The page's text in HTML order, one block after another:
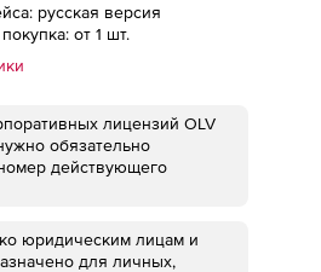
русская версия
от 1 шт.
лицензий OLV
обязательно
действующего
юридическим лицам и
для личных,